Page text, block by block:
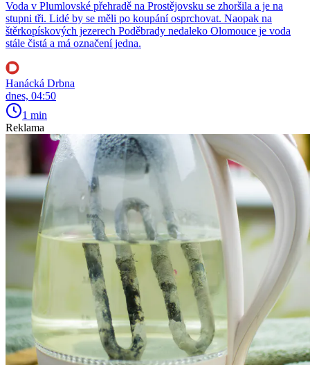
Voda v Plumlovské přehradě na Prostějovsku se zhoršila a je na
stupni tři. Lidé by se měli po koupání osprchovat. Naopak na
štěrkopískových jezerech Poděbrady nedaleko Olomouce je voda
stále čistá a má označení jedna.
Hanácká Drbna
dnes, 04:50
1 min
Reklama